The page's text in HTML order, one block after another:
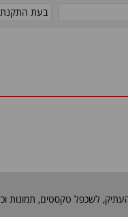
בעת התקנת